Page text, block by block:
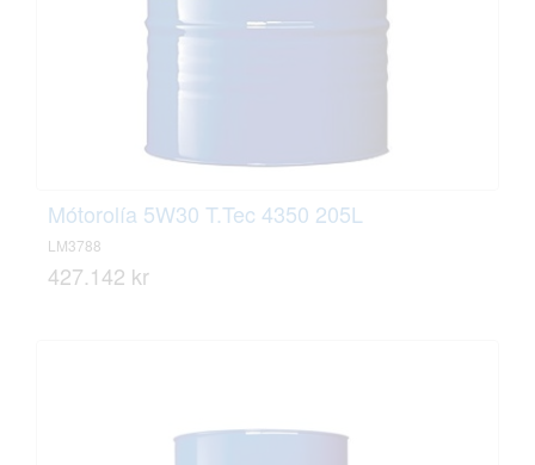
Mótorolía 5W30 T.Tec 4350 205L
LM3788
427.142 kr